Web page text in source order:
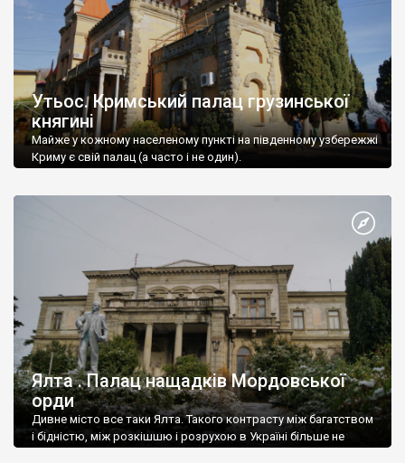
Утьос. Кримський палац грузинської
княгині
Майже у кожному населеному пункті на південному узбережжі
Криму є свій палац (а часто і не один).
Ялта . Палац нащадків Мордовської
орди
Дивне місто все таки Ялта. Такого контрасту між багатством
і бідністю, між розкішшю і розрухою в Україні більше не